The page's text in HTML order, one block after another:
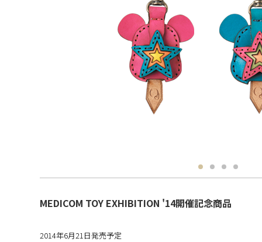
MEDICOM TOY EXHIBITION '14開催記念商品
2014年6月21日発売予定